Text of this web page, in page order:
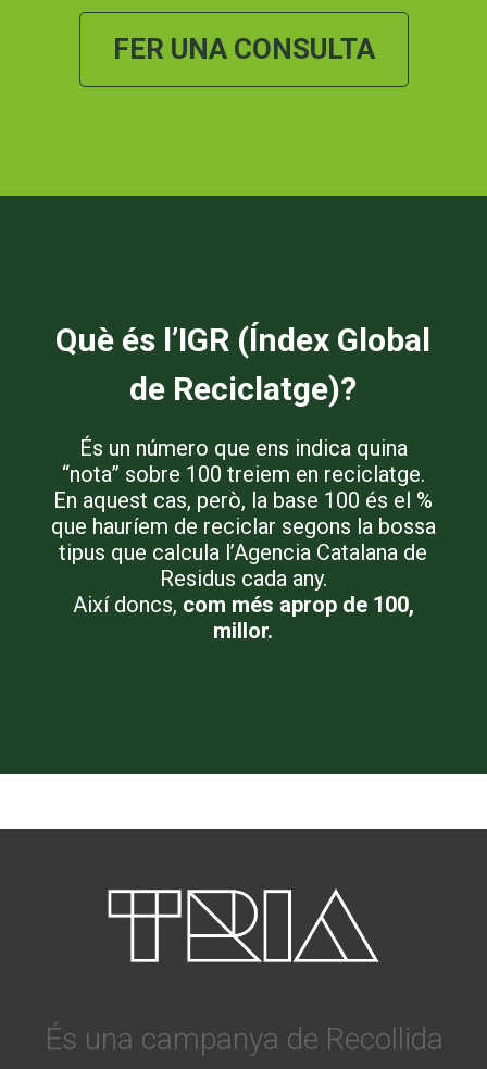
FER UNA CONSULTA
Què és l’IGR (Índex Global
de Reciclatge)?
És un número que ens indica quina
“nota” sobre 100 treiem en reciclatge.
En aquest cas, però, la base 100 és el %
que hauríem de reciclar segons la bossa
tipus que calcula l’Agencia Catalana de
Residus cada any.
Així doncs, com més aprop de 100,
millor.
És una campanya de Recollida